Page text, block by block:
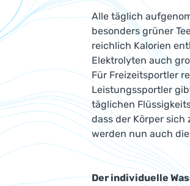
Alle täglich
besonders grüner
reichlich Kalorien
Elektrolyten auch
Für Freizeitsportler
Leistungssportler
täglichen
dass der Körper
werden nun auch
Der individuelle